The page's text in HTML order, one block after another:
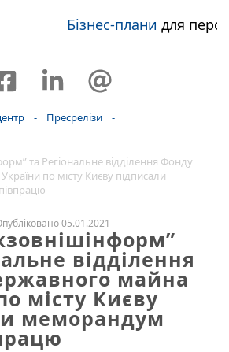
Бізнес-планидля
- Пресрелізи -
та Регіональне відділення Фонду
по місту Києву підписали
05.01.2021
відділення
майна
місту Києву
меморандум